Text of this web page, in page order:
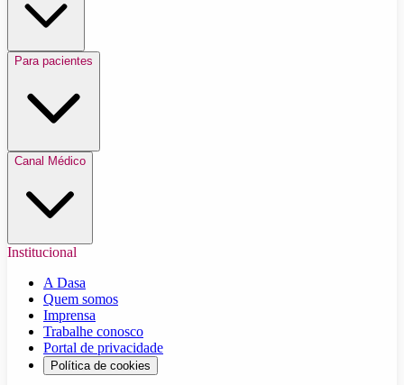
Para pacientes
Canal Médico
Institucional
A Dasa
Quem somos
Imprensa
Trabalhe conosco
Portal de privacidade
Política de cookies